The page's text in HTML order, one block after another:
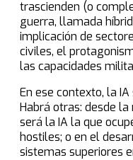
trascienden (o
guerra, llamada
implicación de
civiles, el
las capacidades
En ese contexto, la
Habrá otras: desde
será la IA la que
hostiles; o en el
sistemas superiores